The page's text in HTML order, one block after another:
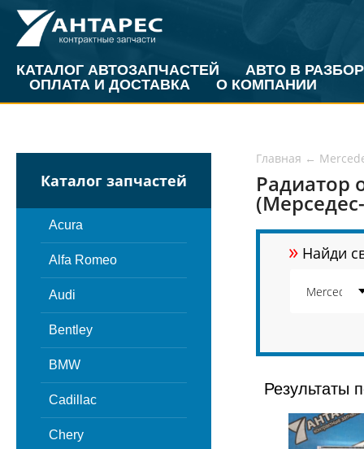
КАТАЛОГ АВТОЗАПЧАСТЕЙ
АВТО В РАЗБОР
ОПЛАТА И ДОСТАВКА
О КОМПАНИИ
Каталог запчастей
Acura
Alfa Romeo
Audi
Bentley
BMW
Cadillac
Chery
Главная ←
Радиатор
» Найди
Результаты